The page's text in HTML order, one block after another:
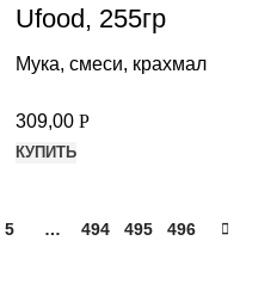
Ufood, 255гр
Мука, смеси, крахмал
309,00 Р
КУПИТЬ
5 … 494 495 496